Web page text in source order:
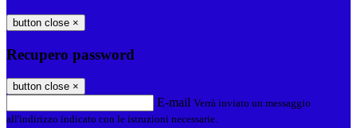
button close ×
Recupero password
button close ×
E-mail Verrà inviato un messaggio
all'indirizzo indicato con le istruzioni necessarie.